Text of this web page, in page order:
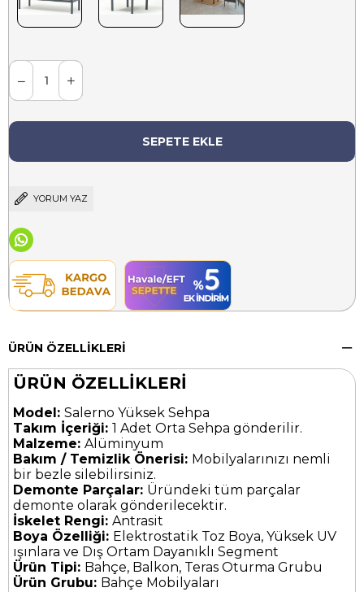
YORUM YAZ
ÜRÜN ÖZELLIKLERI
ÜRÜN ÖZELLİKLERİ
Model: Salerno Yüksek Sehpa
Takım İçeriği: 1 Adet Orta Sehpa gönderilir.
Malzeme: Alüminyum
Bakım / Temizlik Önerisi: Mobilyalarınızı nemli
bir bezle silebilirsiniz.
Demonte Parçalar: Üründeki tüm parçalar
demonte olarak gönderilecektir.
İskelet Rengi: Antrasit
Boya Özelliği: Elektrostatik Toz Boya, Yüksek UV
ışınlara ve Dış Ortam Dayanıklı Segment
Ürün Tipi: Bahçe, Balkon, Teras Oturma Grubu
Ürün Grubu: Bahçe Mobilyaları